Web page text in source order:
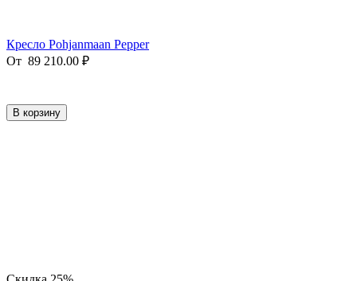
Кресло Pohjanmaan Pepper
От 89 210.00 ₽
В корзину